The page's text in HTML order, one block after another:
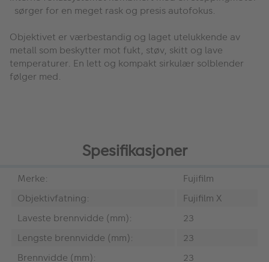
sørger for en meget rask og presis autofokus.
Objektivet er værbestandig og laget utelukkende av
metall som beskytter mot fukt, støv, skitt og lave
temperaturer. En lett og kompakt sirkulær solblender
følger med.
Spesifikasjoner
Merke:
Fujifilm
Objektivfatning:
Fujifilm X
Laveste brennvidde (mm):
23
Lengste brennvidde (mm):
23
Brennvidde (mm):
23